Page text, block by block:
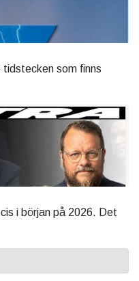
som finns
i början på 2026. Det